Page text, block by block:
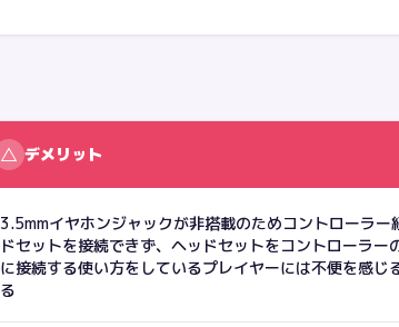
△ デメリット
3.5mmイヤホンジャックが非搭載のためコントローラー
ドセットを接続できず、ヘッドセットをコントローラー
に接続する使い方をしているプレイヤーには不便を感じ
る